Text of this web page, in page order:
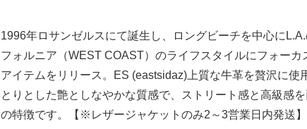
1996年ロサンゼルスにて誕生し、ロングビーチを中心に
フォルニア（WEST COAST）のライフスタイルにフォー
アイテムをリリース。ES (eastsidaz)上質な牛革を贅沢に
とりとした艶としなやかな質感で、ストリート感と高級感
の特徴です。【※レザージャケットのみ2～3営業日内発送】